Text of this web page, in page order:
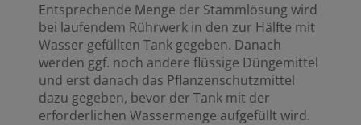
Entsprechende Menge der Stammlösung wird
bei laufendem Rührwerk in den zur Hälfte mit
Wasser gefüllten Tank gegeben. Danach
werden ggf. noch andere flüssige Düngemittel
und erst danach das Pflanzenschutzmittel
dazu gegeben, bevor der Tank mit der
erforderlichen Wassermenge aufgefüllt wird.